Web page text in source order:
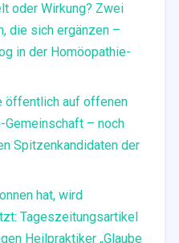
oder Wirkung? Zwei
die sich ergänzen –
in der Homöopathie-
öffentlich auf offenen
Gemeinschaft – noch
Spitzenkandidaten der
hat, wird
Tageszeitungsartikel
Heilpraktiker „Glaube